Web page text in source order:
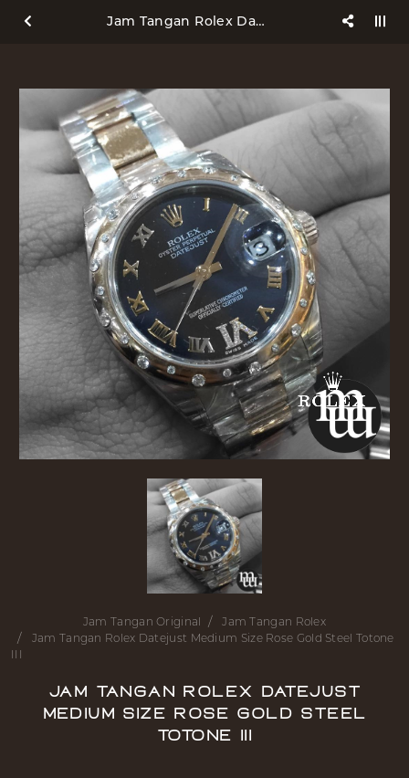
Jam Tangan Rolex Datejust Medium Size Rose Gold Steel Totone III
Jam Tangan Original
Jam Tangan Rolex
Jam Tangan Rolex Datejust Medium Size Rose Gold Steel Totone
III
Jam Tangan Rolex Datejust
Medium Size Rose Gold Steel
Totone III